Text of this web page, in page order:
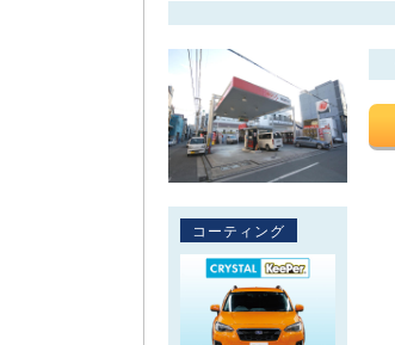
コーティング